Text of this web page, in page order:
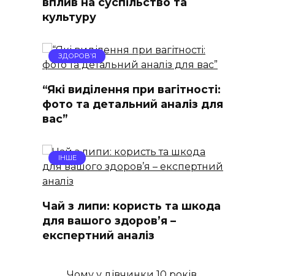
культуру
ЗДОРОВ’Я
“Які виділення при вагітності:
фото та детальний аналіз для
вас”
ІНШЕ
Чай з липи: користь та шкода
для вашого здоров’я –
експертний аналіз